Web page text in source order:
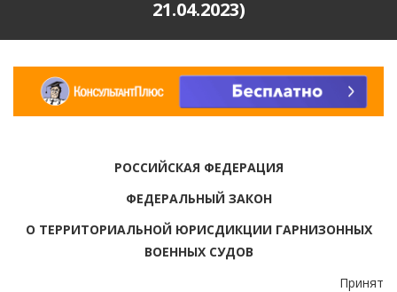
21.04.2023)
РОССИЙСКАЯ ФЕДЕРАЦИЯ
ФЕДЕРАЛЬНЫЙ ЗАКОН
О ТЕРРИТОРИАЛЬНОЙ ЮРИСДИКЦИИ ГАРНИЗОННЫХ
ВОЕННЫХ СУДОВ
Принят